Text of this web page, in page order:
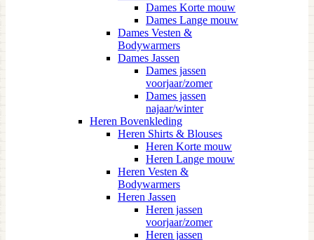
Dames Korte mouw
Dames Lange mouw
Dames Vesten &
Bodywarmers
Dames Jassen
Dames jassen
voorjaar/zomer
Dames jassen
najaar/winter
Heren Bovenkleding
Heren Shirts & Blouses
Heren Korte mouw
Heren Lange mouw
Heren Vesten &
Bodywarmers
Heren Jassen
Heren jassen
voorjaar/zomer
Heren jassen